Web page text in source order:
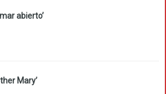
abierto’
Mary’